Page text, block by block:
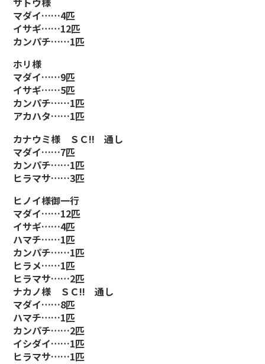
マダイ……4匹
イサギ……12匹
カンパチ……1匹
ホリ様
マダイ……9匹
イサギ……5匹
カンパチ……1匹
アカハタ……1匹
カナウミ様 ＳＣ!! 通し
マダイ……7匹
カンパチ……1匹
ヒラマサ……3匹
ヒノイ様御一行
マダイ……12匹
イサギ……4匹
ハマチ……1匹
カンパチ……1匹
ヒラメ……1匹
ヒラマサ……2匹
ナカノ様 ＳＣ!! 通し
マダイ……8匹
ハマチ……1匹
カンパチ……2匹
イシダイ……1匹
ヒラマサ……1匹